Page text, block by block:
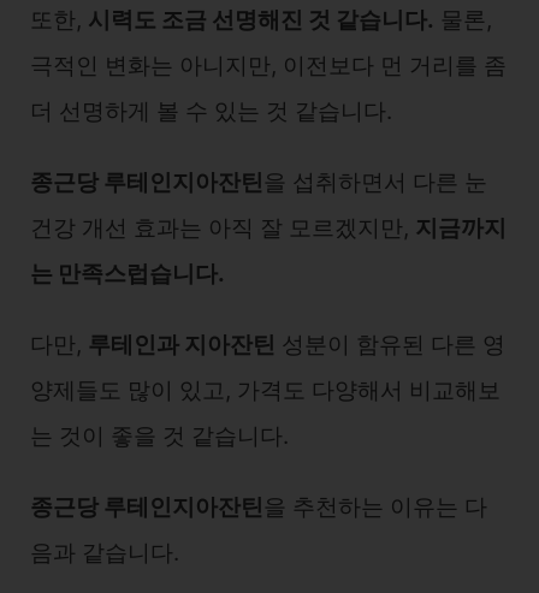
또한, 시력도 조금 선명해진 것 같습니다. 물론,
극적인 변화는 아니지만, 이전보다 먼 거리를 좀
더 선명하게 볼 수 있는 것 같습니다.
종근당 루테인지아잔틴을 섭취하면서 다른 눈
건강 개선 효과는 아직 잘 모르겠지만, 지금까지
는 만족스럽습니다.
다만, 루테인과 지아잔틴 성분이 함유된 다른 영
양제들도 많이 있고, 가격도 다양해서 비교해보
는 것이 좋을 것 같습니다.
종근당 루테인지아잔틴을 추천하는 이유는 다
음과 같습니다.